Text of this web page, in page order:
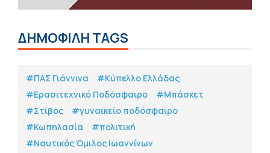
ΔΗΜΟΦΙΛΗ TAGS
#ΠΑΣ Γιάννινα
#Κύπελλο Ελλάδας
#Eρασιτεχνικό Ποδόσφαιρο
#Μπάσκετ
#Στίβος
#γυναικείο ποδόσφαιρο
#Κωπηλασία
#πολιτική
#Ναυτικός Όμιλος Ιωαννίνων